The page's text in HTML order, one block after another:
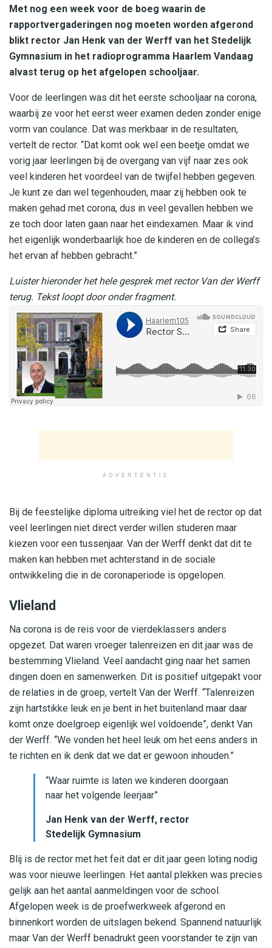
Met nog een week voor de boeg waarin de
rapportvergaderingen nog moeten worden afgerond
blikt rector Jan Henk van der Werff van het Stedelijk
Gymnasium in het radioprogramma Haarlem Vandaag
alvast terug op het afgelopen schooljaar.
Voor de leerlingen was dit het eerste schooljaar na corona,
waarbij ze voor het eerst weer examen deden zonder enige
vorm van coulance. Dat was merkbaar in de resultaten,
vertelt de rector. “Dat komt ook wel een beetje omdat we
vorig jaar leerlingen bij de overgang van vijf naar zes ook
veel kinderen het voordeel van de twijfel hebben gegeven.
Je kunt ze dan wel tegenhouden, maar zij hebben ook te
maken gehad met corona, dus in veel gevallen hebben we
ze toch door laten gaan naar het eindexamen. Maar ik vind
het eigenlijk wonderbaarlijk hoe de kinderen en de collega’s
het ervan af hebben gebracht.”
Luister hieronder het hele gesprek met rector Van der Werff
terug. Tekst loopt door onder fragment.
ADVERTENTIE
Bij de feestelijke diploma uitreiking viel het de rector op dat
veel leerlingen niet direct verder willen studeren maar
kiezen voor een tussenjaar. Van der Werff denkt dat dit te
maken kan hebben met achterstand in de sociale
ontwikkeling die in de coronaperiode is opgelopen.
Vlieland
Na corona is de reis voor de vierdeklassers anders
opgezet. Dat waren vroeger talenreizen en dit jaar was de
bestemming Vlieland. Veel aandacht ging naar het samen
dingen doen en samenwerken. Dit is positief uitgepakt voor
de relaties in de groep, vertelt Van der Werff. “Talenreizen
zijn hartstikke leuk en je bent in het buitenland maar daar
komt onze doelgroep eigenlijk wel voldoende”, denkt Van
der Werff. “We vonden het heel leuk om het eens anders in
te richten en ik denk dat we dat er gewoon inhouden.”
“Waar ruimte is laten we kinderen doorgaan
naar het volgende leerjaar”
Jan Henk van der Werff, rector
Stedelijk Gymnasium
Blij is de rector met het feit dat er dit jaar geen loting nodig
was voor nieuwe leerlingen. Het aantal plekken was precies
gelijk aan het aantal aanmeldingen voor de school.
Afgelopen week is de proefwerkweek afgerond en
binnenkort worden de uitslagen bekend. Spannend natuurlijk
maar Van der Werff benadrukt geen voorstander te zijn van